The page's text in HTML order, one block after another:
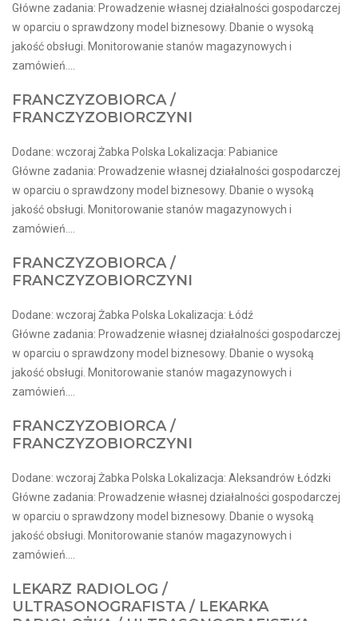
Główne zadania: Prowadzenie własnej działalności gospodarczej
w oparciu o sprawdzony model biznesowy. Dbanie o wysoką
jakość obsługi. Monitorowanie stanów magazynowych i
zamówień....
FRANCZYZOBIORCA /
FRANCZYZOBIORCZYNI
Dodane: wczoraj Żabka Polska Lokalizacja: Pabianice
Główne zadania: Prowadzenie własnej działalności gospodarczej
w oparciu o sprawdzony model biznesowy. Dbanie o wysoką
jakość obsługi. Monitorowanie stanów magazynowych i
zamówień....
FRANCZYZOBIORCA /
FRANCZYZOBIORCZYNI
Dodane: wczoraj Żabka Polska Lokalizacja: Łódź
Główne zadania: Prowadzenie własnej działalności gospodarczej
w oparciu o sprawdzony model biznesowy. Dbanie o wysoką
jakość obsługi. Monitorowanie stanów magazynowych i
zamówień....
FRANCZYZOBIORCA /
FRANCZYZOBIORCZYNI
Dodane: wczoraj Żabka Polska Lokalizacja: Aleksandrów Łódzki
Główne zadania: Prowadzenie własnej działalności gospodarczej
w oparciu o sprawdzony model biznesowy. Dbanie o wysoką
jakość obsługi. Monitorowanie stanów magazynowych i
zamówień....
LEKARZ RADIOLOG /
ULTRASONOGRAFISTA / LEKARKA